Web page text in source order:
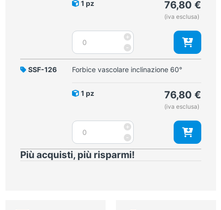
1 pz 76,80 €
(iva esclusa)
-
Forbice
vascolare
inclinazione
40°
+
SSF-126 Forbice vascolare inclinazione 60°
1 pz 76,80 €
(iva esclusa)
-
Forbice
vascolare
inclinazione
60°
+
Più acquisti, più risparmi!